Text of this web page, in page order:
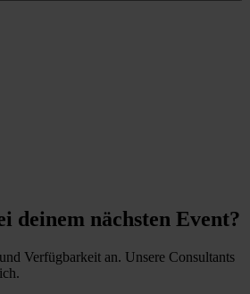
deinem nächsten Event?
Verfügbarkeit an. Unsere Consultants